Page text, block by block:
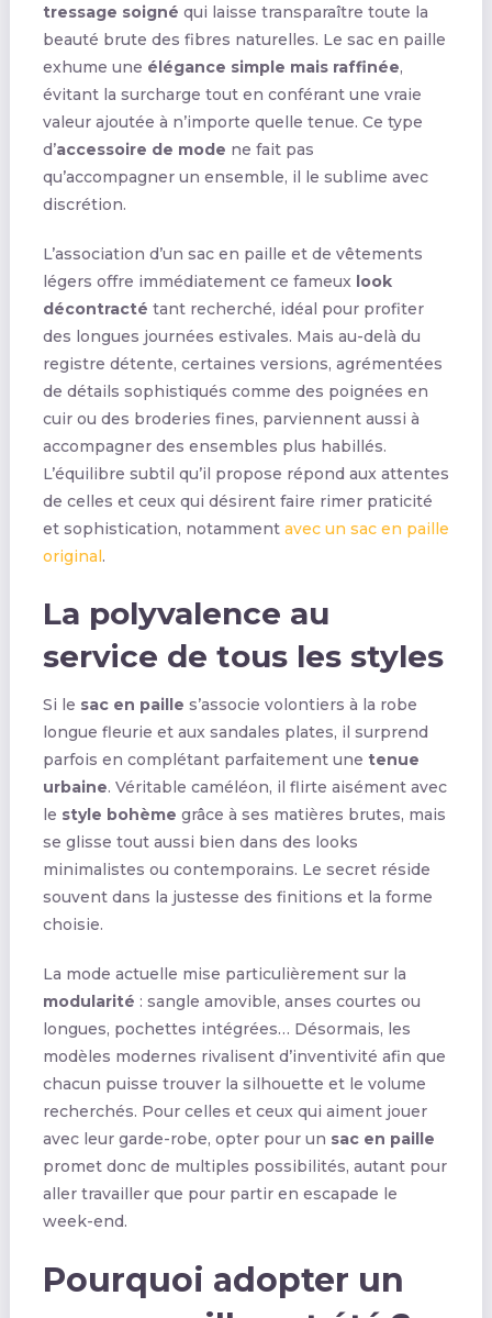
tressage soigné qui laisse transparaître toute la
beauté brute des fibres naturelles. Le sac en paille
exhume une élégance simple mais raffinée,
évitant la surcharge tout en conférant une vraie
valeur ajoutée à n’importe quelle tenue. Ce type
d’accessoire de mode ne fait pas
qu’accompagner un ensemble, il le sublime avec
discrétion.
L’association d’un sac en paille et de vêtements
légers offre immédiatement ce fameux look
décontracté tant recherché, idéal pour profiter
des longues journées estivales. Mais au-delà du
registre détente, certaines versions, agrémentées
de détails sophistiqués comme des poignées en
cuir ou des broderies fines, parviennent aussi à
accompagner des ensembles plus habillés.
L’équilibre subtil qu’il propose répond aux attentes
de celles et ceux qui désirent faire rimer praticité
et sophistication, notamment avec un sac en paille
original.
La polyvalence au
service de tous les styles
Si le sac en paille s’associe volontiers à la robe
longue fleurie et aux sandales plates, il surprend
parfois en complétant parfaitement une tenue
urbaine. Véritable caméléon, il flirte aisément avec
le style bohème grâce à ses matières brutes, mais
se glisse tout aussi bien dans des looks
minimalistes ou contemporains. Le secret réside
souvent dans la justesse des finitions et la forme
choisie.
La mode actuelle mise particulièrement sur la
modularité : sangle amovible, anses courtes ou
longues, pochettes intégrées… Désormais, les
modèles modernes rivalisent d’inventivité afin que
chacun puisse trouver la silhouette et le volume
recherchés. Pour celles et ceux qui aiment jouer
avec leur garde-robe, opter pour un sac en paille
promet donc de multiples possibilités, autant pour
aller travailler que pour partir en escapade le
week-end.
Pourquoi adopter un